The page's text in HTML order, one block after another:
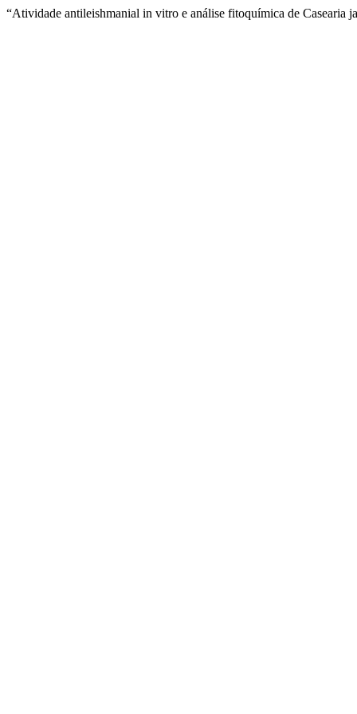
“Atividade antileishmanial in vitro e análise fitoquímica de Casearia